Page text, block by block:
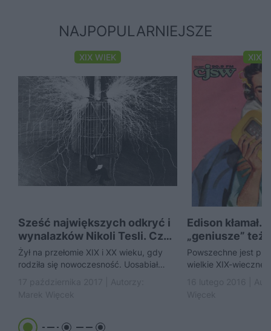
NAJPOPULARNIEJSZE
XIX WIEK
Sześć największych odkryć i
wynalazków Nikoli Tesli. Czy
znałeś je wszystkie?
Żył na przełomie XIX i XX wieku, gdy
rodziła się nowoczesność. Uosabiał
XIX
Edison
„geniusze” też.
Przedstawiamy
zapomnianych
Powszechne jest
wielkie XIX-wieczne